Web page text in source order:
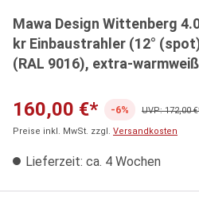
Mawa Design Wittenberg
kr Einbaustrahler (12°
(RAL 9016), extra-
160,00 €* -6%
UVP: 172,00
Preise inkl. MwSt. zzgl. Versandkosten
Lieferzeit: ca. 4 Wochen